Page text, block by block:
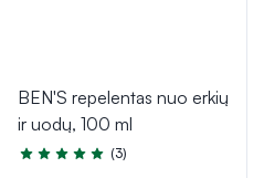
BEN'S repelentas nuo erkių
ir uodų, 100 ml
Įvertinimas 5.0 iš 5
(3)